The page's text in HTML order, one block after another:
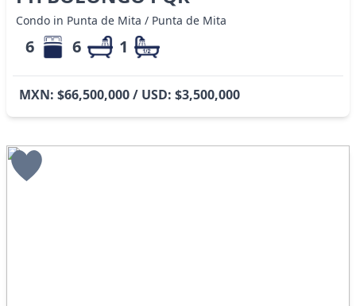
Condo in Punta de Mita / Punta de Mita
6 6 1
MXN: $66,500,000 / USD: $3,500,000